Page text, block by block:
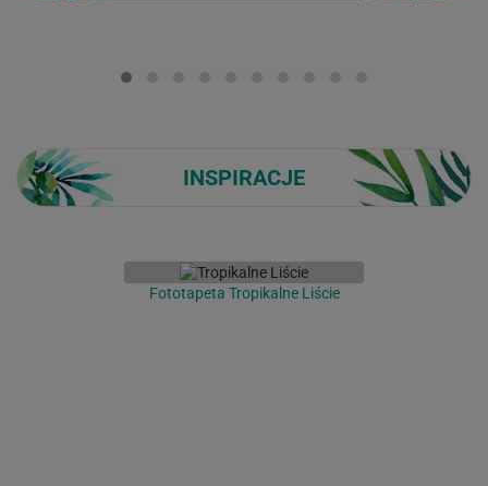
INSPIRACJE
Fototapeta Tropikalne Liście